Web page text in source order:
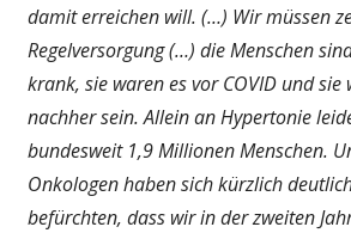
damit erreichen will. (…) Wir müssen
Regelversorgung (…) die Menschen
krank, sie waren es vor COVID und sie
nachher sein. Allein an Hypertonie
bundesweit 1,9 Millionen Menschen.
Onkologen haben sich kürzlich
befürchten, dass wir in der zweiten